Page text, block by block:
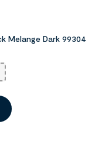
Melange Dark 99304